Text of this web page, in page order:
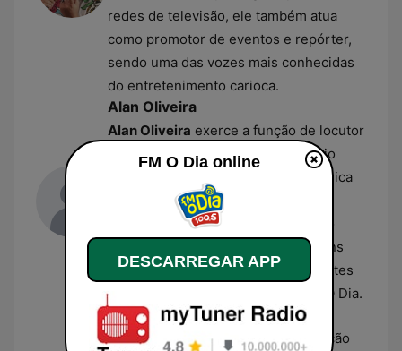
redes de televisão, ele também atua
como promotor de eventos e repórter,
sendo uma das vozes mais conhecidas
do entretenimento carioca.
Alan Oliveira
Alan Oliveira exerce a função de locutor
na rádio, liderando faixas de horário
voltadas ao entretenimento e à música
popular. Com uma carreira que
ultrapassa duas décadas no cenário
radiofônico, ele acumulou passagens
por outras estações importantes antes
de se consolidar na equipe da FM O Dia.
Dinho
Dinhoiniciou sua trajetória na estação
FM O Dia online
DESCARREGAR APP